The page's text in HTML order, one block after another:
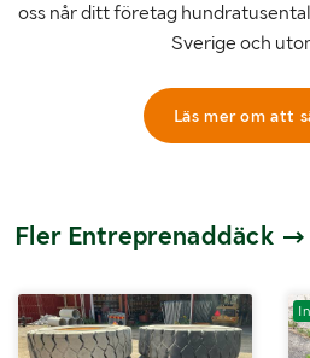
oss når ditt företag
Sverige och
Läs mer om att
Fler Entreprenaddäck